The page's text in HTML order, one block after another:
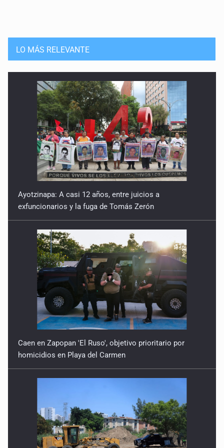
LO MÁS RELEVANTE
Ayotzinapa: A casi 12 años, entre juicios a
exfuncionarios y la fuga de Tomás Zerón
Caen en Zapopan 'El Ruso', objetivo prioritario por
homicidios en Playa del Carmen